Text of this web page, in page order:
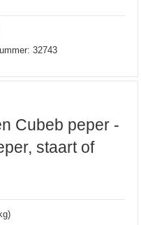
32743
Cubeb peper -
staart of